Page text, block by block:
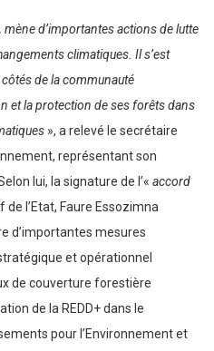
d’importantes actions de lutte
climatiques. Il s’est
de la communauté
et la protection de ses forêts dans
», a relevé le secrétaire
représentant son
lui, la signature de l’« accord
de l’Etat, Faure Essozimna
d’importantes mesures
et opérationnel
de couverture forestière
de la REDD+ dans le
pour l’Environnement et